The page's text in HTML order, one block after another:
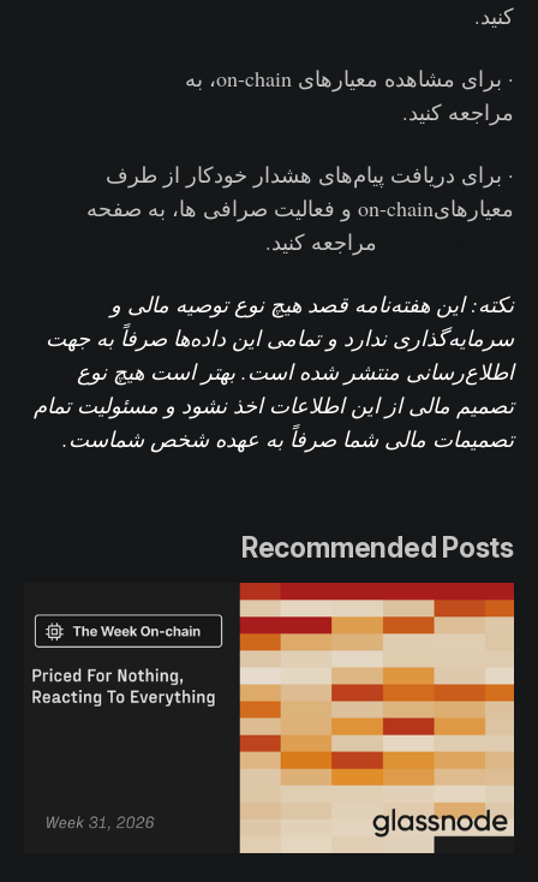
کنید.
· برای مشاهده معیارهای on-chain، به
مراجعه کنید.
· برای دریافت پیام‌های هشدار خودکار از طرف
معیارهایon-chain و فعالیت‌ صرافی ها، به صفحه
مراجعه کنید.
نکته: این هفته‌نامه قصد هیچ نوع توصیه مالی و
سرمایه‌گذاری ندارد و تمامی این داده‌ها صرفاً به جهت
اطلاع‌رسانی منتشر شده است. بهتر است هیچ نوع
تصمیم مالی از این اطلاعات اخذ نشود و مسئولیت تمام
تصمیمات مالی شما صرفاً به عهده شخص شماست.
Recommended Posts